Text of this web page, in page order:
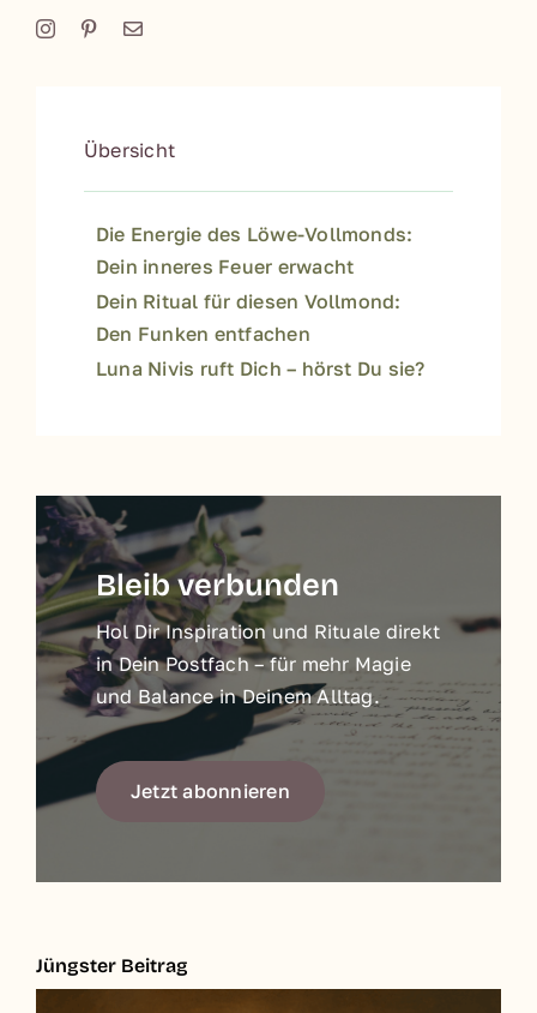
Übersicht
Die Energie des Löwe-Vollmonds:
Dein inneres Feuer erwacht
Dein Ritual für diesen Vollmond:
Den Funken entfachen
Luna Nivis ruft Dich – hörst Du sie?
Bleib verbunden
Hol Dir Inspiration und Rituale direkt
in Dein Postfach – für mehr Magie
und Balance in Deinem Alltag.
Jetzt abonnieren
Jüngster Beitrag